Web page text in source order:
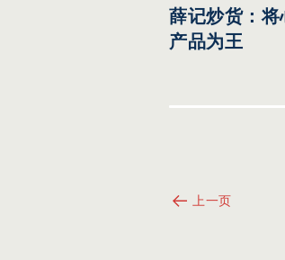
薛记炒货：将
产品为王
上一页